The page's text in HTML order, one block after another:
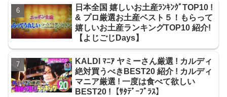
日本全国 嬉しいお土産ﾗﾝｷﾝｸﾞTOP10 !
& プロ厳選お土産ベスト５！もらって
嬉しいお土産ランキングTOP10 紹介!
【よじごじDays】
KALDI ﾏﾆｱ ヤミーさん厳選 ! カルディ
絶対買うべきBEST20 紹介 ! カルディ
マニア厳選 ! 一度は食べて欲しい
BEST20 !【ｻﾀﾃﾞｰﾌﾟﾗｽ】